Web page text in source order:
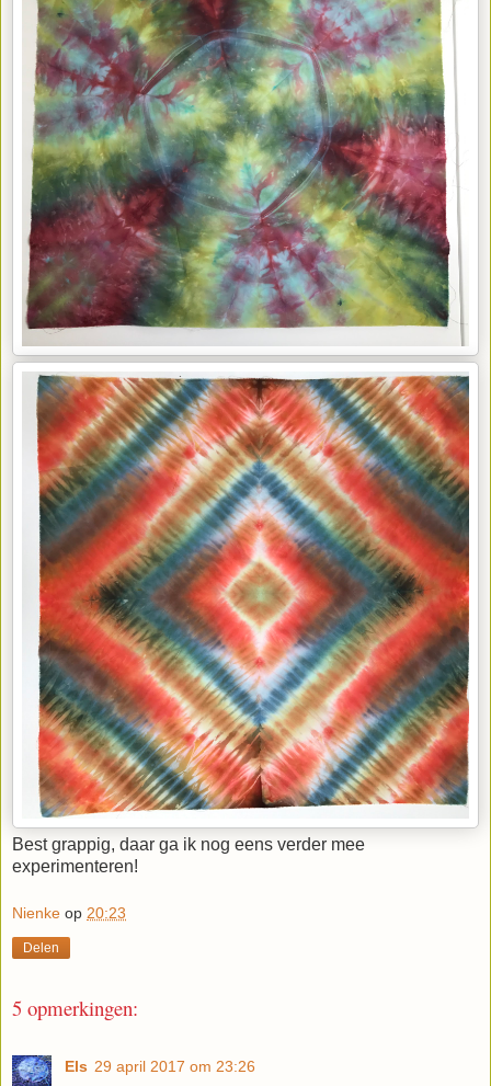
Best grappig, daar ga ik nog eens verder mee
experimenteren!
Nienke op 20:23
Delen
5 opmerkingen:
Els 29 april 2017 om 23:26